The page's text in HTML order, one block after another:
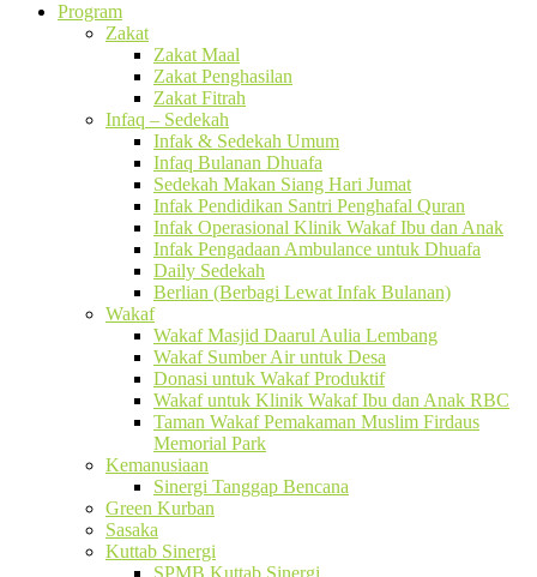
Program
Zakat
Zakat Maal
Zakat Penghasilan
Zakat Fitrah
Infaq – Sedekah
Infak & Sedekah Umum
Infaq Bulanan Dhuafa
Sedekah Makan Siang Hari Jumat
Infak Pendidikan Santri Penghafal Quran
Infak Operasional Klinik Wakaf Ibu dan Anak
Infak Pengadaan Ambulance untuk Dhuafa
Daily Sedekah
Berlian (Berbagi Lewat Infak Bulanan)
Wakaf
Wakaf Masjid Daarul Aulia Lembang
Wakaf Sumber Air untuk Desa
Donasi untuk Wakaf Produktif
Wakaf untuk Klinik Wakaf Ibu dan Anak RBC
Taman Wakaf Pemakaman Muslim Firdaus
Memorial Park
Kemanusiaan
Sinergi Tanggap Bencana
Green Kurban
Sasaka
Kuttab Sinergi
SPMB Kuttab Sinergi